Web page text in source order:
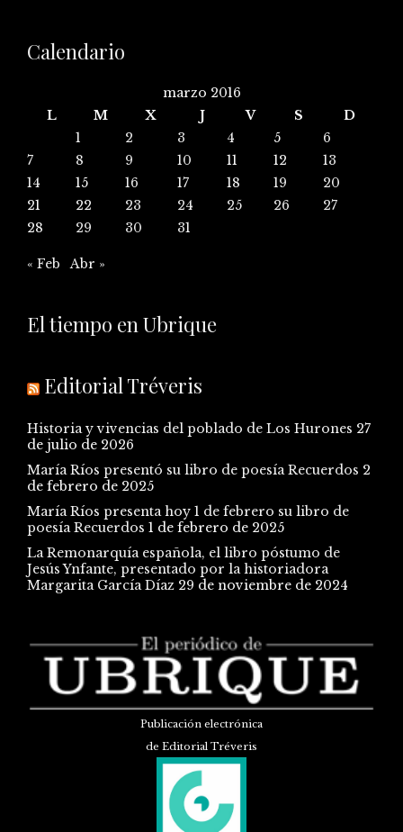
Calendario
marzo 2016
L
M X J V S
D
1
2 3 4 5
6
7
8 9 10 11 12
13
14
15 16 17 18 19
20
21
22 23 24 25 26
27
28
29 30 31
« Feb Abr »
El tiempo en Ubrique
Editorial Tréveris
Historia y vivencias del poblado de Los Hurones 27
de julio de 2026
María Ríos presentó su libro de poesía Recuerdos 2
de febrero de 2025
María Ríos presenta hoy 1 de febrero su libro de
poesía Recuerdos 1 de febrero de 2025
La Remonarquía española, el libro póstumo de
Jesús Ynfante, presentado por la historiadora
Margarita García Díaz 29 de noviembre de 2024
Publicación electrónica
de Editorial Tréveris